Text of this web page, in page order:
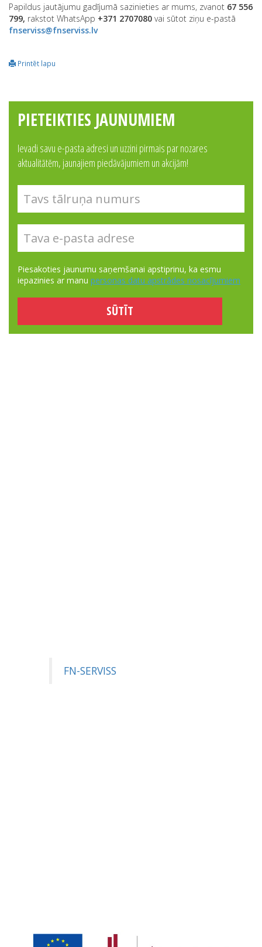
Papildus jautājumu gadījumā sazinieties ar mums, zvanot 67 556
799, rakstot WhatsApp +371 2707080 vai sūtot ziņu e-pastā
fnserviss@fnserviss.lv
Printēt lapu
PIETEIKTIES JAUNUMIEM
Ievadi savu e-pasta adresi un uzzini pirmais par nozares
aktualitātēm, jaunajiem piedāvājumiem un akcijām!
Piesakoties jaunumu saņemšanai apstiprinu, ka esmu
iepazinies ar manu personas datu apstrādes nosacījumiem
FN-SERVISS